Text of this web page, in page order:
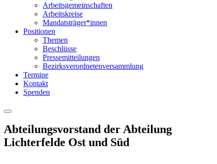
Arbeitsgemeinschaften
Arbeitskreise
Mandatsträger*innen
Positionen
Themen
Beschlüsse
Pressemitteilungen
Bezirksverordnetenversammlung
Termine
Kontakt
Spenden
Menu
Abteilungsvorstand der Abteilung
Lichterfelde Ost und Süd